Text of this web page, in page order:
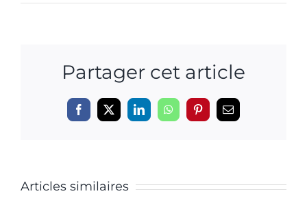
Avocat
Partager cet article
Facebook
X LinkedInWhatsAppPinterestEmail
Articles similaires
vision
Le